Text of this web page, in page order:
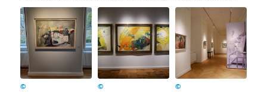
© © ©